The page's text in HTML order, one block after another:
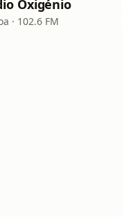
Oxigénio
· 102.6 FM